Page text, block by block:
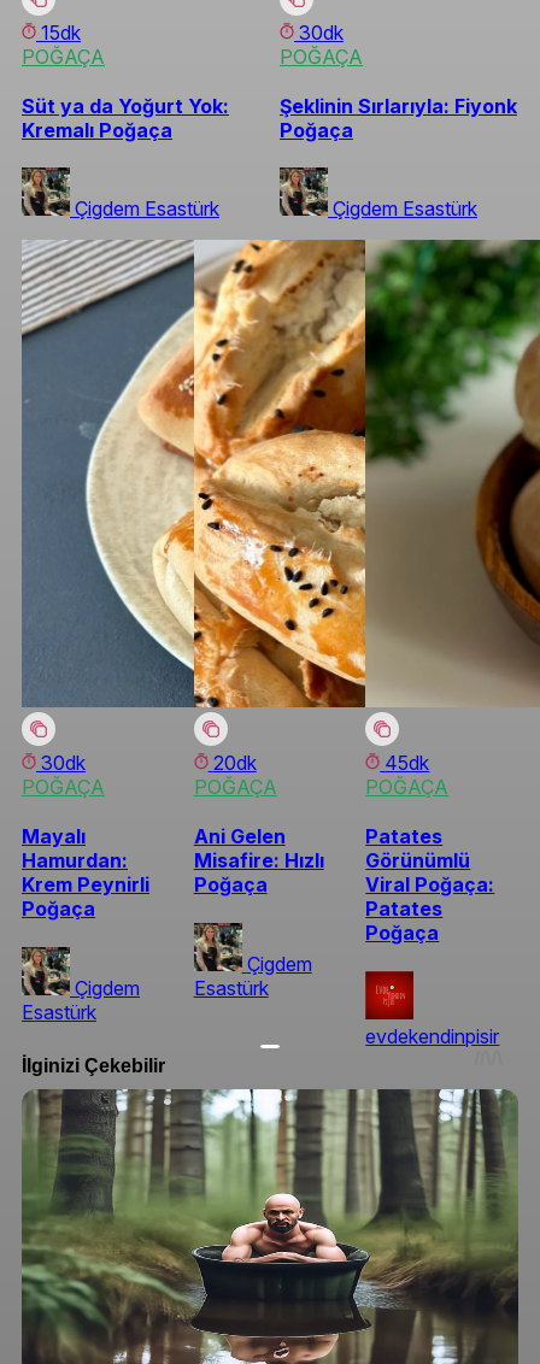
15dk
POĞAÇA
Süt ya da Yoğurt Yok:
Kremalı Poğaça
Çigdem Esastürk
30dk
POĞAÇA
Şeklinin Sırlarıyla: Fiyonk
Poğaça
Çigdem Esastürk
30dk
POĞAÇA
Mayalı
Hamurdan:
Krem Peynirli
Poğaça
Çigdem
Esastürk
20dk
POĞAÇA
Ani Gelen
Misafire: Hızlı
Poğaça
Çigdem
Esastürk
45dk
POĞAÇA
Patates
Görünümlü
Viral Poğaça:
Patates
Poğaça
evdekendinpisir